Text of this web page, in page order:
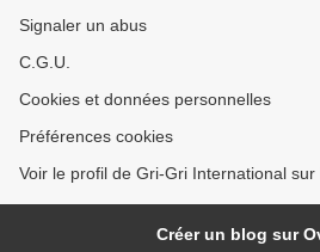
Signaler un abus
C.G.U.
Cookies et données personnelles
Préférences cookies
Voir le profil de Gri-Gri International
Créer un blog sur